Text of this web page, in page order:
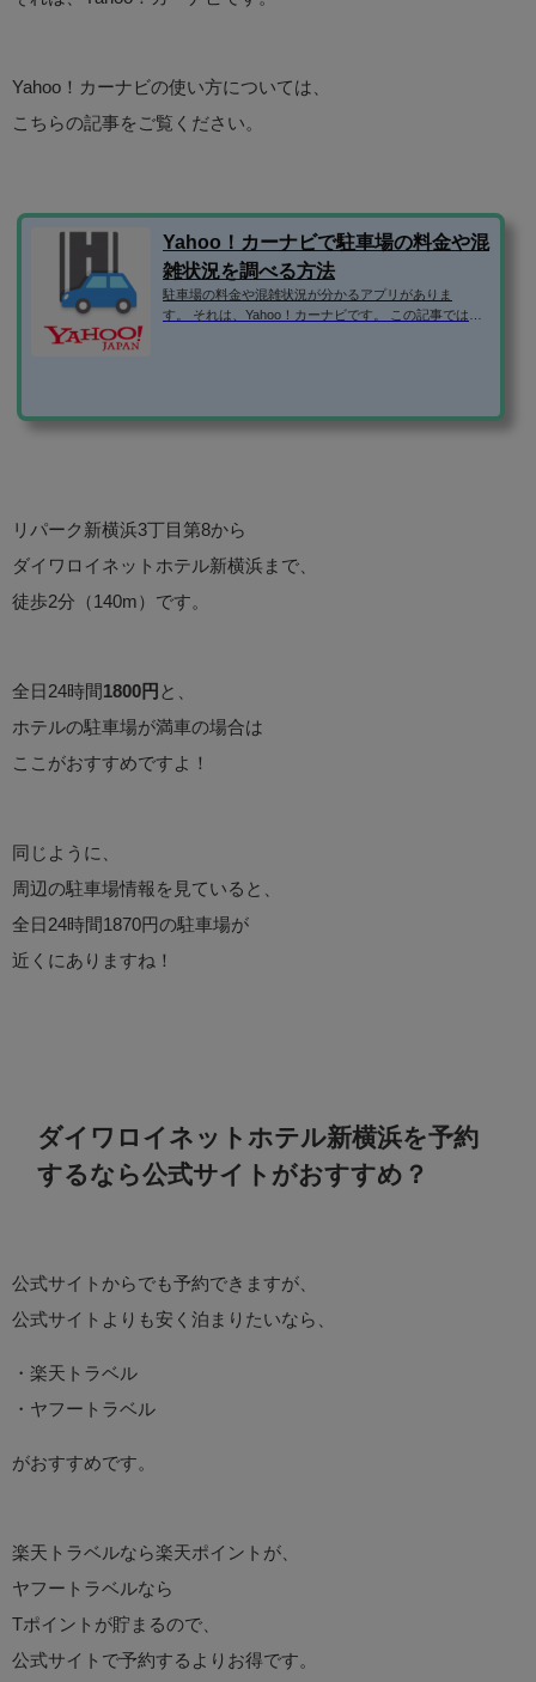
Yahoo！カーナビの使い方については、
こちらの記事をご覧ください。
Yahoo！カーナビで駐車場の料金や混
雑状況を調べる方法
駐車場の料金や混雑状況が分かるアプリがありま
す。 それは、Yahoo！カーナビです。 この記事では、Y
しない状態でアプリを起動すると、位置情報をオンに
リパーク新横浜3丁目第8から
ダイワロイネットホテル新横浜まで、
徒歩2分（140m）です。
全日24時間 1800円 と、
ホテルの駐車場が満車の場合は
ここがおすすめですよ！
同じように、
周辺の駐車場情報を見ていると、
全日24時間1870円の駐車場が
近くにありますね！
ダイワロイネットホテル新横浜を予約
するなら公式サイトがおすすめ？
公式サイトからでも予約できますが、
公式サイトよりも安く泊まりたいなら、
・楽天トラベル
・ヤフートラベル
がおすすめです。
楽天トラベルなら楽天ポイントが、
ヤフートラベルなら
Tポイントが貯まるので、
公式サイトで予約するよりお得です。